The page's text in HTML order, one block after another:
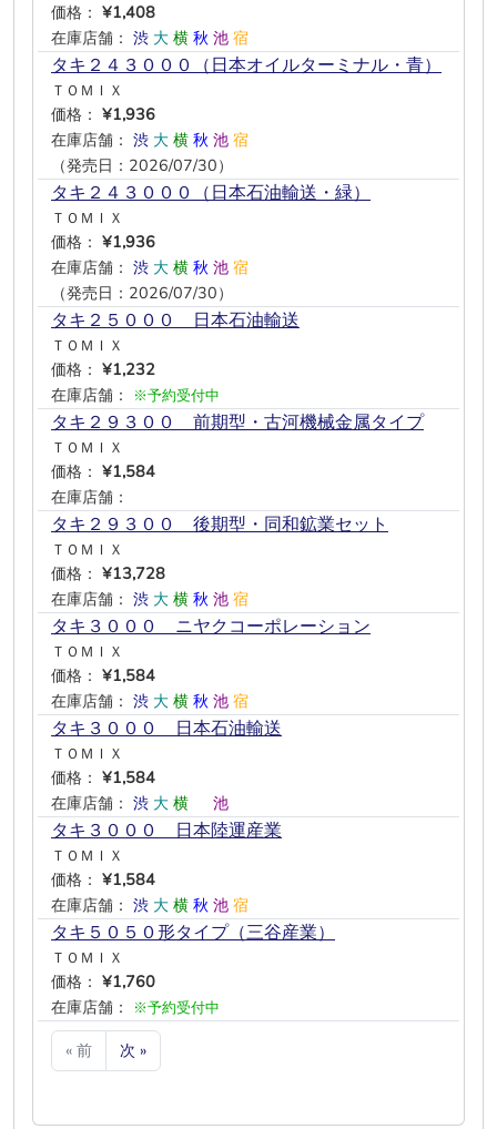
価格： ¥1,408
在庫店舗： 渋 大 横 秋 池 宿
タキ２４３０００（日本オイルターミナル・青）
ＴＯＭＩＸ
価格： ¥1,936
在庫店舗： 渋 大 横 秋 池 宿
（発売日：2026/07/30）
タキ２４３０００（日本石油輸送・緑）
ＴＯＭＩＸ
価格： ¥1,936
在庫店舗： 渋 大 横 秋 池 宿
（発売日：2026/07/30）
タキ２５０００ 日本石油輸送
ＴＯＭＩＸ
価格： ¥1,232
在庫店舗：
※予約受付中
タキ２９３００ 前期型・古河機械金属タイプ
ＴＯＭＩＸ
価格： ¥1,584
在庫店舗：
タキ２９３００ 後期型・同和鉱業セット
ＴＯＭＩＸ
価格： ¥13,728
在庫店舗： 渋 大 横 秋 池 宿
タキ３０００ ニヤクコーポレーション
ＴＯＭＩＸ
価格： ¥1,584
在庫店舗： 渋 大 横 秋 池 宿
タキ３０００ 日本石油輸送
ＴＯＭＩＸ
価格： ¥1,584
在庫店舗： 渋 大 横 池
タキ３０００ 日本陸運産業
ＴＯＭＩＸ
価格： ¥1,584
在庫店舗： 渋 大 横 秋 池 宿
タキ５０５０形タイプ（三谷産業）
ＴＯＭＩＸ
価格： ¥1,760
在庫店舗：
※予約受付中
« 前 次 »